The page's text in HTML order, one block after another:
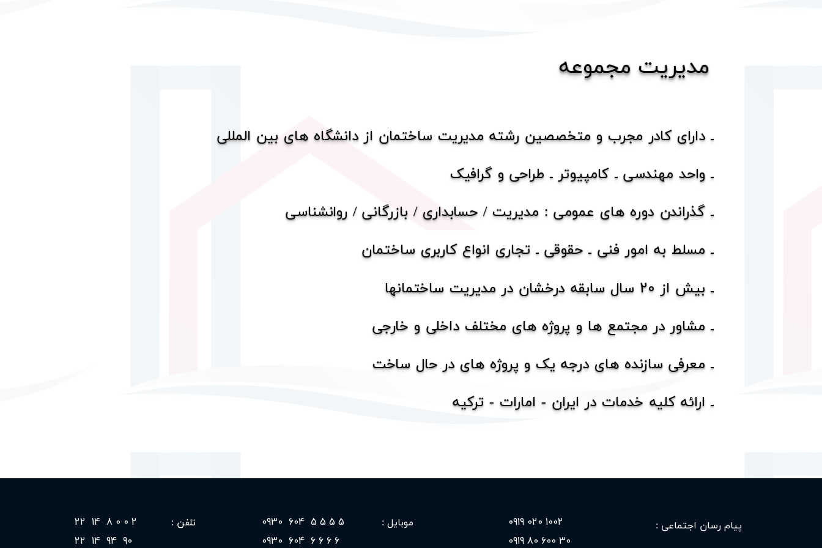
ـ دارای کادر مجرب و متخصصین رشته مدیریت ساختمان از دانشگاه های بین المللی
ـ واحد مهندسی ـ کامپیوتر ـ طراحی و گرافیک
ـ گذراندن دوره های عمومی : مدیریت / حسابداری / بازرگانی / روانشناسی
ـ مسلط به امور فنی ـ حقوقی ـ تجاری انواع کاربری ساختمان
ـ بیش از 20 سال سابقه درخشان در مدیریت ساختمانها
ـ مشاور در مجتمع ها و پروژه های مختلف داخلی و خارجی
ـ معرفی سازنده های درجه یک و پروژه های در حال ساخت
ـ ارائه کلیه خدمات در ایران - امارات - ترکیه​​​​​​​
​مدیریت مجموعه
2 0 0 8 14 22
90 94 14 22
1002 020 0919
30 600 80 0919
​تلفن : موبایل : پیام رسان اجتماعی :
5 5 5 5 604 0930
6 6 6 6 604 0930